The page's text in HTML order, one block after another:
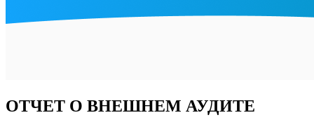
ОТЧЕТ О ВНЕШНЕМ АУДИТЕ